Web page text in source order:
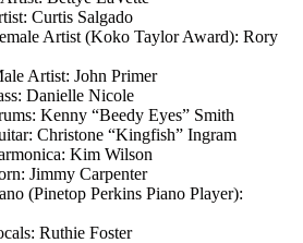
Curtis Salgado
Artist (Koko Taylor Award): Rory
Artist: John Primer
Danielle Nicole
Kenny “Beedy Eyes” Smith
Christone “Kingfish” Ingram
Kim Wilson
Jimmy Carpenter
(Pinetop Perkins Piano Player):
Ruthie Foster